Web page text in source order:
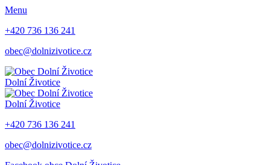
Menu
+420 736 136 241
obec@dolnizivotice.cz
Dolní Životice
Dolní Životice
+420 736 136 241
obec@dolnizivotice.cz